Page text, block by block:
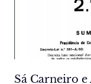
Sá Carneiro